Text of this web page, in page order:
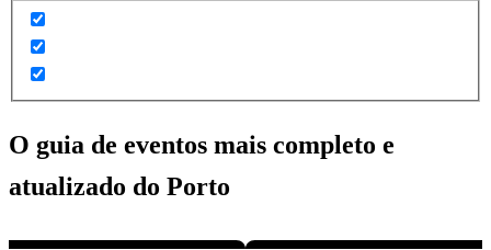
O guia de eventos mais completo e
atualizado do Porto